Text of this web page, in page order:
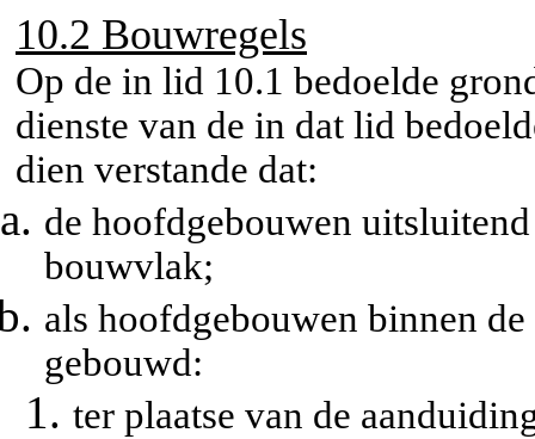
10.2 Bouwregels
Op de in lid 10.1 bedoelde
dienste van de in dat lid
dien verstande dat:
de hoofdgebouwen
bouwvlak;
als hoofdgebouwen binnen
gebouwd:
ter plaatse van de